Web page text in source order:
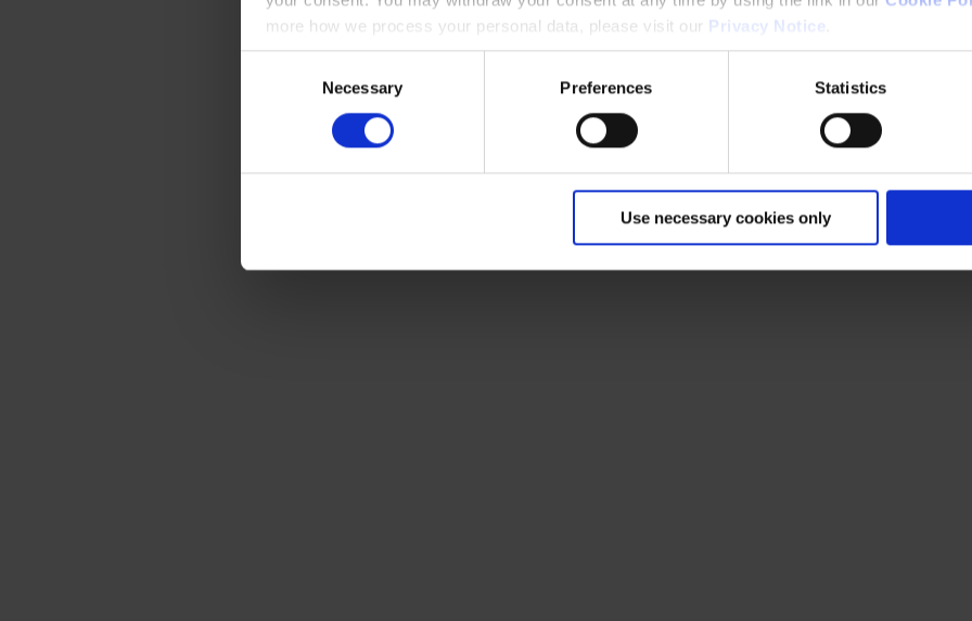
more how we process your personal data, please visit our Privacy Notice
Necessary Preferences Statistics
Use necessary cookies only